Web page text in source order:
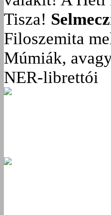
Tisza!
Filoszemita
Múmiák,
NER-librettói